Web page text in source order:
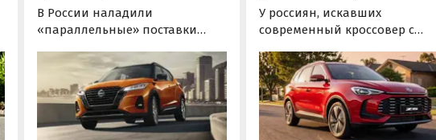
В России наладили
«параллельные» поставки
Nissan Kicks, которые
официально продаются в
Китае, США, на Ближнем
Востоке и в Юго-Восточной
Азии. В основном к нам
У россиян, искавших
современный кроссовер с
доступной цене, теперь есть
еще один вариант с
рынка — MG ZS. В Китае он
стоит от 900 000 рублей по
текущему курсу, а в РФ с